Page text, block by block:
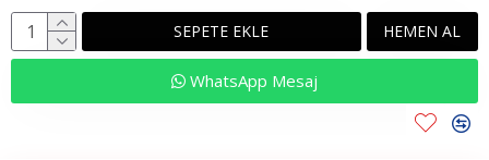
SEPETE EKLE HEMEN AL
WhatsApp Mesaj